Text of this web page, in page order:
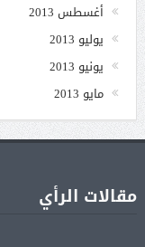
أغسطس 2013
يوليو 2013
يونيو 2013
مايو 2013
مقالات الرأي